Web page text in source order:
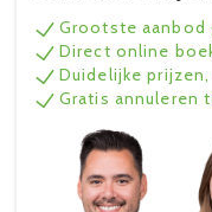
Grootste aanbod
Direct online
Duidelijke
Gratis annuleren